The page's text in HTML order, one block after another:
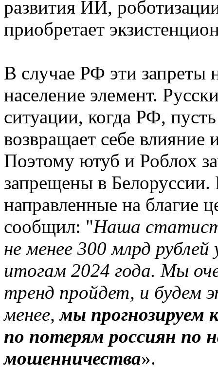
развития ИИ,
приобретает
В случае РФ эти
население элемент.
ситуации, когда РФ,
возвращает себе
Поэтому ютуб и Роблох
запрещены в
направленные на благие
сообщил: "Наша
не менее 300 млрд
итогам 2024 года. Мы
тренд пройдет, и будем
менее,мы прогнозируем
по потерям россиян по
мошенничества».